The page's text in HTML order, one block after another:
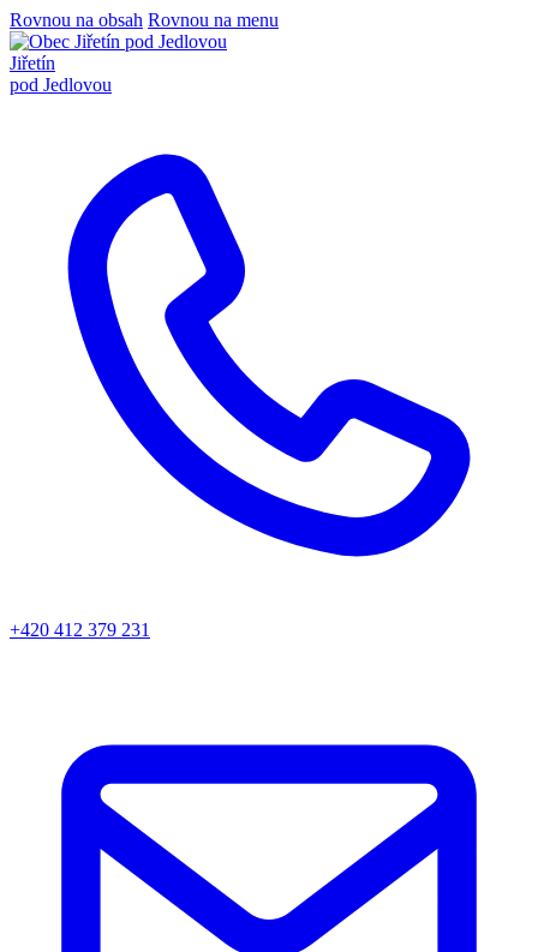
Rovnou na obsah Rovnou na menu
Jiřetín
pod Jedlovou
+420 412 379 231